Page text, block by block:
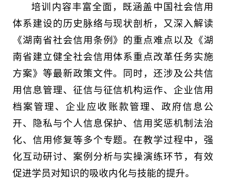
培训内容丰富全面，既涵盖中国社会信用
体系建设的历史脉络与现状剖析，又深入解读
《湖南省社会信用条例》的重点难点以及《湖
南省建立健全社会信用体系重点改革任务实施
方案》等最新政策文件。同时，还涉及公共信
用信息管理、征信与征信机构运作、企业信用
档案管理、企业应收账款管理、政府信息公
开、隐私与个人信息保护、信用奖惩机制法治
化、信用修复等多个专题。在教学过程中，强
化互动研讨、案例分析与实操演练环节，有效
促进学员对知识的吸收内化与技能的提升。